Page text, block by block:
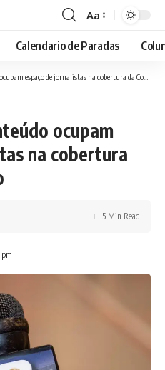
Font
Resizer
Aa
Calendario de Paradas
espaço de jornalistas na cobertura da Copa do Mundo
ocupam
na cobertura
5 Min Read